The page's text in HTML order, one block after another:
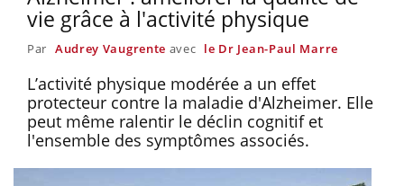
vie grâce à l'activité physique
Par Audrey Vaugrente avec le Dr Jean-Paul Marre
L’activité physique modérée a un effet
protecteur contre la maladie d'Alzheimer. Elle
peut même ralentir le déclin cognitif et
l'ensemble des symptômes associés.